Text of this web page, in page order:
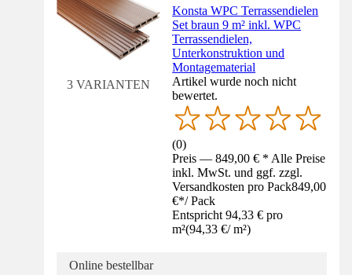
3 VARIANTEN
Konsta WPC Terrassendielen
Set braun 9 m² inkl. WPC
Terrassendielen,
Unterkonstruktion und
Montagematerial
Artikel wurde noch nicht
bewertet.
(0)
Preis — 849,00 € * Alle Preise
inkl. MwSt. und ggf. zzgl.
Versandkosten pro Pack849,00
€*/ Pack
Entspricht 94,33 € pro
m²(94,33 €/ m²)
Online bestellbar